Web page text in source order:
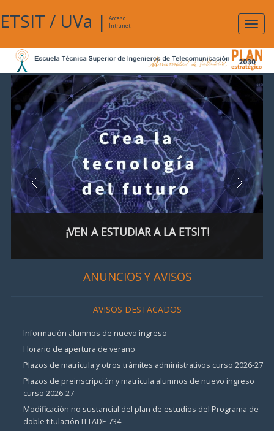
ETSIT / UVa |
Acceso
Intranet
¡VEN A ESTUDIAR A LA ETSIT!
ANUNCIOS Y AVISOS
AVISOS DESTACADOS
Información alumnos de nuevo ingreso
Horario de apertura de verano
Plazos de matrícula y otros trámites administrativos curso 2026-27
Plazos de preinscripción y matrícula alumnos de nuevo ingreso
curso 2026-27
Modificación no sustancial del plan de estudios del Programa de
doble titulación ITTADE 734